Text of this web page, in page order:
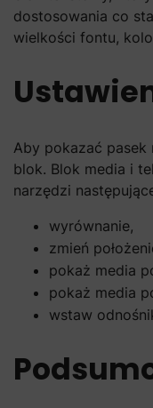
dostosowania co
wielkości fontu,
Aby pokazać pasek
blok. Blok media i
narzędzi
wyrównanie,
zmień
pokaż media
pokaż media
wstaw